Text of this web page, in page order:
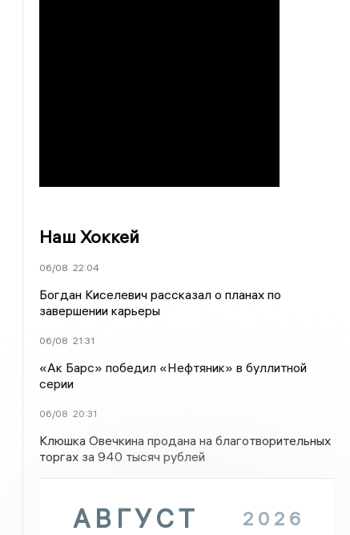
Наш Хоккей
06/08 22:04
Богдан Киселевич рассказал о планах по
завершении карьеры
06/08 21:31
«Ак Барс» победил «Нефтяник» в буллитной
серии
06/08 20:31
Клюшка Овечкина продана на благотворительных
торгах за 940 тысяч рублей
АВГУСТ 2026